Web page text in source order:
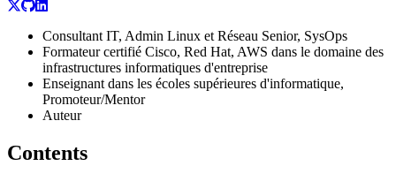
Consultant IT, Admin Linux et Réseau Senior, SysOps
Formateur certifié Cisco, Red Hat, AWS dans le domaine des
infrastructures informatiques d'entreprise
Enseignant dans les écoles supérieures d'informatique,
Promoteur/Mentor
Auteur
Contents